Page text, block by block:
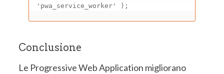
'pwa_service_worker' );
Conclusione
Le Progressive Web Application migliorano